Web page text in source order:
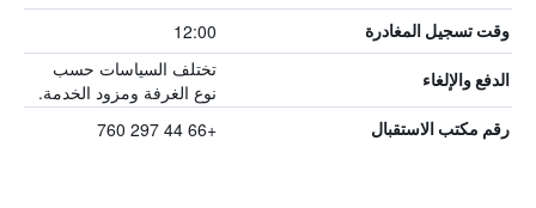
وقت تسجيل المغادرة 12:00
الدفع والإلغاء
تختلف السياسات حسب
نوع الغرفة ومزود الخدمة.
رقم مكتب الاستقبال +66 44 297 760